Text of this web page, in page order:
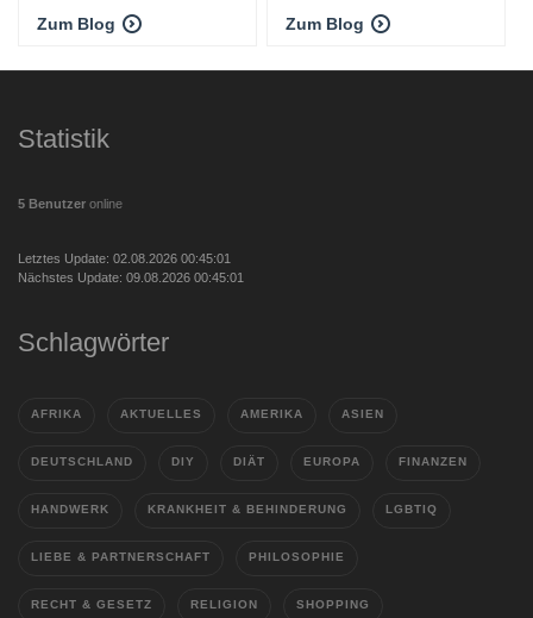
Zum Blog Zum Blog
Statistik
5 Benutzer online
Letztes Update: 02.08.2026 00:45:01
Nächstes Update: 09.08.2026 00:45:01
Schlagwörter
AFRIKA AKTUELLES AMERIKA ASIEN
DEUTSCHLAND DIY DIÄT EUROPA FINANZEN
HANDWERK KRANKHEIT & BEHINDERUNG LGBTIQ
LIEBE & PARTNERSCHAFT PHILOSOPHIE
RECHT & GESETZ RELIGION SHOPPING